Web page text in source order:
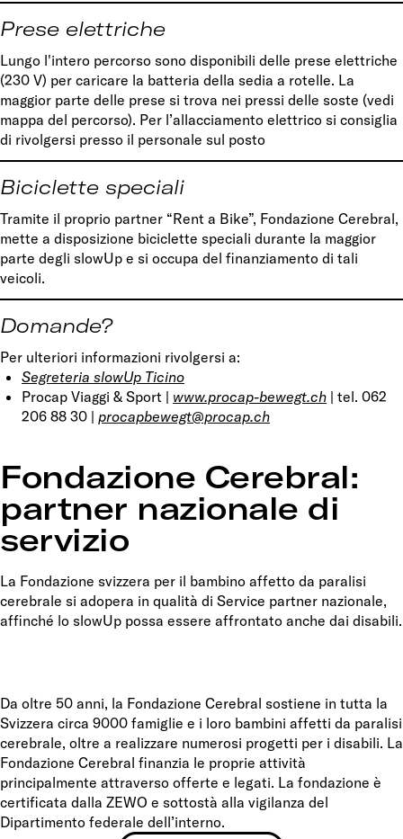
Prese elettriche
Lungo l'intero percorso sono disponibili delle prese elettriche
(230 V) per caricare la batteria della sedia a rotelle. La
maggior parte delle prese si trova nei pressi delle soste (vedi
mappa del percorso). Per l’allacciamento elettrico si consiglia
di rivolgersi presso il personale sul posto
Biciclette speciali
Tramite il proprio partner “Rent a Bike”, Fondazione Cerebral,
mette a disposizione biciclette speciali durante la maggior
parte degli slowUp e si occupa del finanziamento di tali
veicoli.
Domande?
Per ulteriori informazioni rivolgersi a:
Segreteria slowUp Ticino
Procap Viaggi & Sport | www.procap-bewegt.ch | tel. 062
206 88 30 | procapbewegt@procap.ch
Fondazione Cerebral:
partner nazionale di
servizio
La Fondazione svizzera per il bambino affetto da paralisi
cerebrale si adopera in qualità di Service partner nazionale,
affinché lo slowUp possa essere affrontato anche dai disabili.
Da oltre 50 anni, la Fondazione Cerebral sostiene in tutta la
Svizzera circa 9000 famiglie e i loro bambini affetti da paralisi
cerebrale, oltre a realizzare numerosi progetti per i disabili. La
Fondazione Cerebral finanzia le proprie attività
principalmente attraverso offerte e legati. La fondazione è
certificata dalla ZEWO e sottostà alla vigilanza del
Dipartimento federale dell’interno.